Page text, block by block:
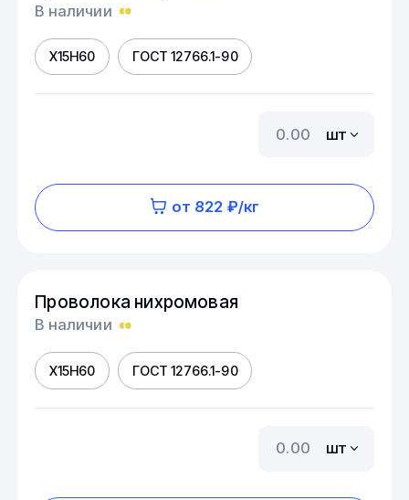
В наличии
Х15Н60 ГОСТ 12766.1-90
шт
от 822 ₽/кг
Проволока нихромовая
В наличии
Х15Н60 ГОСТ 12766.1-90
шт